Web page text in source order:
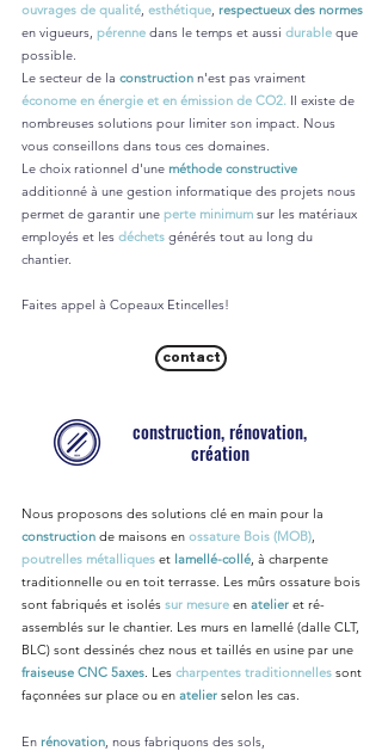
ouvrages de qualité, esthétique, respectueux des normes
en vigueurs, pérenne dans le temps et aussi durable que
possible.
Le secteur de la construction n'est pas vraiment
économe en énergie et en émission de CO2. Il existe de
nombreuses solutions pour limiter son impact. Nous
vous conseillons dans tous ces domaines.
Le choix rationnel d'une méthode constructive
additionné à une gestion informatique des projets nous
permet de garantir une perte minimum sur les matériaux
employés et les déchets générés tout au long du
chantier.
Faites appel à Copeaux Etincelles!
contact
construction, rénovation,
création
Nous proposons des solutions clé en main pour la
construction de maisons en ossature Bois (MOB),
poutrelles métalliques et lamellé-collé, à charpente
traditionnelle ou en toit terrasse. Les mûrs ossature bois
sont fabriqués et isolés sur mesure en atelier et ré-
assemblés sur le chantier. Les murs en lamellé (dalle CLT,
BLC) sont dessinés chez nous et taillés en usine par une
fraiseuse CNC 5axes. Les charpentes traditionnelles sont
façonnées sur place ou en atelier selon les cas.
En rénovation, nous fabriquons des sols,